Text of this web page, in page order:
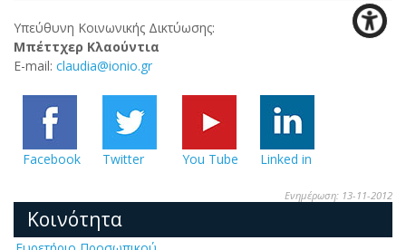
Υπεύθυνη Κοινωνικής Δικτύωσης:
Μπέττχερ Κλαούντια
E-mail: claudia@ionio.gr
Facebook Twitter You Tube Linked in
Ενημέρωση: 13-11-2012
Κοινότητα